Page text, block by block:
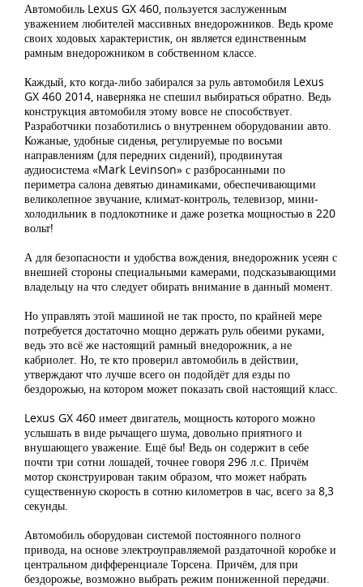
Автомобиль Lexus GX 460, пользуется заслуженным
уважением любителей массивных внедорожников. Ведь кроме
своих ходовых характеристик, он является единственным
рамным внедорожником в собственном классе.
Каждый, кто когда-либо забирался за руль автомобиля Lexus
GX 460 2014, наверняка не спешил выбираться обратно. Ведь
конструкция автомобиля этому вовсе не способствует.
Разработчики позаботились о внутреннем оборудовании авто.
Кожаные, удобные сиденья, регулируемые по восьми
направлениям (для передних сидений), продвинутая
аудиосистема «Mark Levinson» с разбросанными по
периметра салона девятью динамиками, обеспечивающими
великолепное звучание, климат-контроль, телевизор, мини-
холодильник в подлокотнике и даже розетка мощностью в 220
вольт!
А для безопасности и удобства вождения, внедорожник усеян с
внешней стороны специальными камерами, подсказывающими
владельцу на что следует обирать внимание в данный момент.
Но управлять этой машиной не так просто, по крайней мере
потребуется достаточно мощно держать руль обеими руками,
ведь это всё же настоящий рамный внедорожник, а не
кабриолет. Но, те кто проверил автомобиль в действии,
утверждают что лучше всего он подойдёт для езды по
бездорожью, на котором может показать свой настоящий класс.
Lexus GX 460 имеет двигатель, мощность которого можно
услышать в виде рычащего шума, довольно приятного и
внушающего уважение. Ещё бы! Ведь он содержит в себе
почти три сотни лошадей, точнее говоря 296 л.с. Причём
мотор сконструирован таким образом, что может набрать
существенную скорость в сотню километров в час, всего за 8,3
секунды.
Автомобиль оборудован системой постоянного полного
привода, на основе электроуправляемой раздаточной коробке и
центральном дифференциале Торсена. Причём, для при
бездорожье, возможно выбрать режим пониженной передачи.